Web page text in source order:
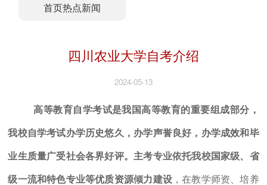
首页热点新闻
四川农业大学自考介绍
2024-05-13
高等教育自学考试是我国高等教育的重要组成部分，
我校自学考试办学历史悠久，办学声誉良好，办学成效和毕
业生质量广受社会各界好评。主考专业依托我校国家级、省
级一流和特色专业等优质资源倾力建设，在教学师资、培养